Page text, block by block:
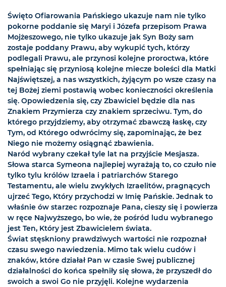
Święto Ofiarowania Pańskiego ukazuje nam nie tylko
pokorne poddanie się Maryi i Józefa przepisom Prawa
Mojżeszowego, nie tylko ukazuje jak Syn Boży sam
zostaje poddany Prawu, aby wykupić tych, którzy
podlegali Prawu, ale przynosi kolejne proroctwa, które
spełniając się przyniosą kolejne miecze boleści dla Matki
Najświętszej, a nas wszystkich, żyjącym po wsze czasy na
tej Bożej ziemi postawią wobec konieczności określenia
się. Opowiedzenia się, czy Zbawiciel będzie dla nas
Znakiem Przymierza czy znakiem sprzeciwu. Tym, do
którego przyjdziemy, aby otrzymać zbawczą łaskę, czy
Tym, od Którego odwrócimy się, zapominając, że bez
Niego nie możemy osiągnąć zbawienia.
Naród wybrany czekał tyle lat na przyjście Mesjasza.
Słowa starca Symeona najlepiej wyrażają to, co czuło nie
tylko tylu królów Izraela i patriarchów Starego
Testamentu, ale wielu zwykłych Izraelitów, pragnących
ujrzeć Tego, Który przychodzi w Imię Pańskie. Jednak to
właśnie ów starzec rozpoznaje Pana, cieszy się i powierza
w ręce Najwyższego, bo wie, że pośród ludu wybranego
jest Ten, Który jest Zbawicielem świata.
Świat stęskniony prawdziwych wartości nie rozpoznał
czasu swego nawiedzenia. Mimo tak wielu cudów i
znaków, które działał Pan w czasie Swej publicznej
działalności do końca spełniły się słowa, że przyszedł do
swoich a swoi Go nie przyjęli. Kolejne wydarzenia